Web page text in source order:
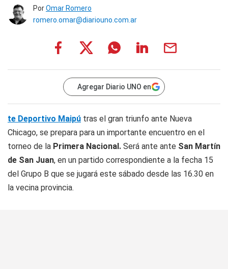
PorOmar Romero
romero.omar@diariouno.com.ar
Agregar Diario UNO en
te Deportivo Maipú tras el gran triunfo ante Nueva
Chicago, se prepara para un importante encuentro en el
torneo de la Primera Nacional. Será ante ante San Martín
de San Juan, en un partido correspondiente a la fecha 15
del Grupo B que se jugará este sábado desde las 16.30 en
la vecina provincia.